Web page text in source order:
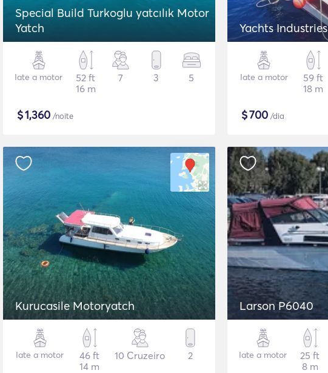
Special Build Turkoglu yatcılık Motor
Yatch
Iate a motor
52 ft
16 m
7 3 5
$1,360 /noite
Yachts Industries
Iate a motor
59 ft
18 m
$700 /dia
Kurucasile Motoryatch
Iate a motor
46 ft
14 m
10 Cruzeiro 2
Larson P6040
Iate a motor
25 ft
8 m